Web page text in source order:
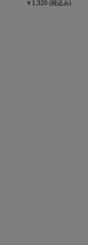
￥1,320(税込み)